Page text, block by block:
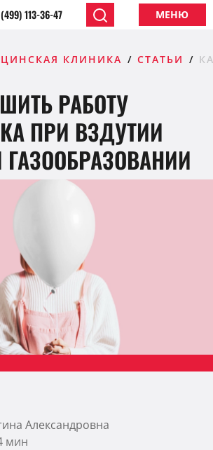
113-36-47 МЕНЮ
КЛИНИКА СТАТЬИ
РАБОТУ
ПРИ ВЗДУТИИ
Александровна
мин